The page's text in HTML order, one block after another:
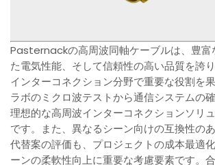
Pasternackの高周波同軸ケーブルは、豊富
た電気性能、そして信頼性の高い品質を誇
インターコネクション分野で重要な役割を果
ラボのミクロ波テストから通信システムの
理想的な高周波インターコネクションソリ
です。また、異なるシーン向けの互換性の
代替案の評価も、プロジェクトの成本最適
ーンの柔軟性向上に重要な考慮要素です。